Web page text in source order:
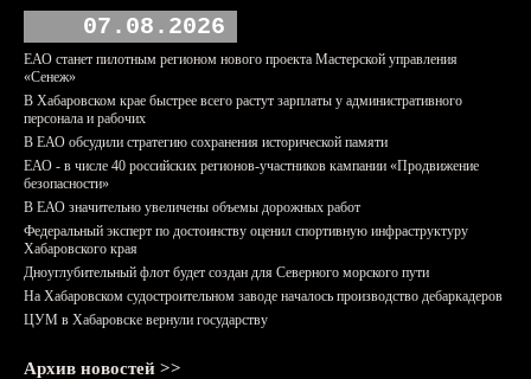
07.08.2026
ЕАО станет пилотным регионом нового проекта Мастерской управления
«Сенеж»
В Хабаровском крае быстрее всего растут зарплаты у административного
персонала и рабочих
В ЕАО обсудили стратегию сохранения исторической памяти
ЕАО - в числе 40 российских регионов-участников кампании «Продвижение
безопасности»
В ЕАО значительно увеличены объемы дорожных работ
Федеральный эксперт по достоинству оценил спортивную инфраструктуру
Хабаровского края
Дноуглубительный флот будет создан для Северного морского пути
На Хабаровском судостроительном заводе началось производство дебаркадеров
ЦУМ в Хабаровске вернули государству
Архив новостей >>